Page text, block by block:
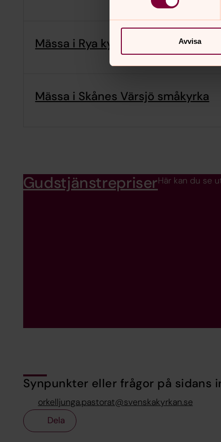
Avvisa
Mässa i Rya kyrka
Mässa i Skånes Värsjö småkyrka
GudstjänstrepriserHär kan du se
Synpunkter eller frågor på sidans
orkelljunga.pastorat@svenskakyrkan.se
Dela